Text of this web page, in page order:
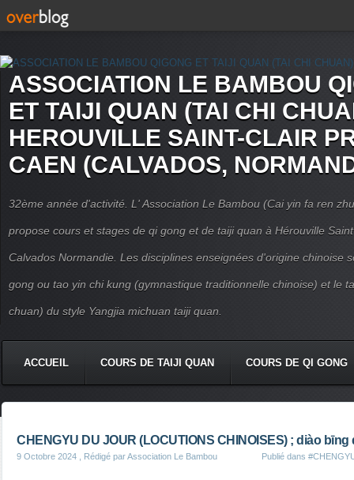
ASSOCIATION LE BAMBOU
ET TAIJI QUAN (TAI CHI
HEROUVILLE SAINT-CLAIR
CAEN (CALVADOS,
32ème année d'activité. L' Association Le Bambou (Cai yin fa ren
propose cours et stages de qi gong et de taiji quan à Hérouville
Calvados Normandie. Les disciplines enseignées d'origine chinoise
gong ou tao yin chi kung (gymnastique traditionnelle chinoise) et le
chuan) du style Yangjia michuan taiji quan.
ACCUEIL COURS DE TAIJI QUAN COURS DE QI GONG
CHENGYU DU JOUR (LOCUTIONS CHINOISES) ; diào bīng
9 Octobre 2024 , Rédigé par Association Le Bambou Publié dans